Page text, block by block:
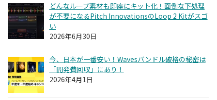
どんなループ素材も即座にキット化！面倒な下処理
が不要になるPitch InnovationsのLoop 2 Kitがスゴ
い
2026年6月30日
今、日本が一番安い！Wavesバンドル破格の秘密は
「開発費回収」にあり！
2026年4月1日